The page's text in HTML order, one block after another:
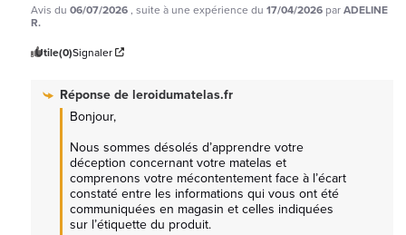
Avis du 06/07/2026, suite à une expérience du 17/04/2026 parADELINE
R.
Utile(0)Signaler
Réponse deleroidumatelas.fr
Bonjour,
Nous sommes désolés d’apprendre votre
déception concernant votre matelas et
comprenons votre mécontentement face à l’écart
constaté entre les informations qui vous ont été
communiquées en magasin et celles indiquées
sur l’étiquette du produit.